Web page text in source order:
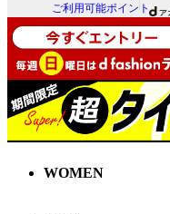
ご利用可能ポイント
WOMEN